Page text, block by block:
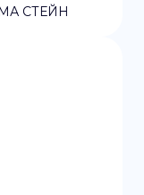
СТЕЙН